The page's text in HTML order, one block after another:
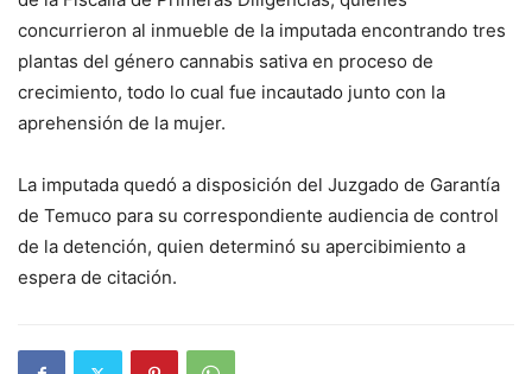
concurrieron al inmueble de la imputada encontrando tres
plantas del género cannabis sativa en proceso de
crecimiento, todo lo cual fue incautado junto con la
aprehensión de la mujer.
La imputada quedó a disposición del Juzgado de Garantía
de Temuco para su correspondiente audiencia de control
de la detención, quien determinó su apercibimiento a
espera de citación.